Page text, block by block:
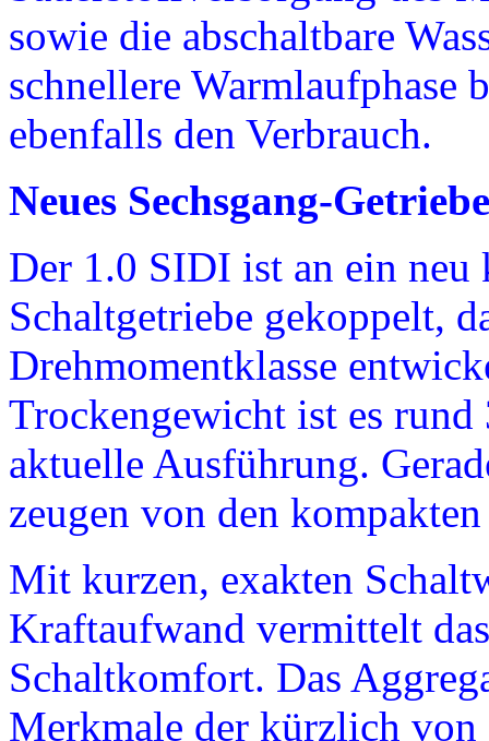
sowie die abschaltbare
schnellere Warmlaufphase
ebenfalls den Verbrauch.
Neues Sechsgang-
Der 1.0 SIDI ist an ein neu
Schaltgetriebe gekoppelt,
Drehmomentklasse
Trockengewicht ist es
aktuelle Ausführung.
zeugen von den
Mit kurzen, exakten
Kraftaufwand vermittelt
Schaltkomfort. Das
Merkmale der kürzlich von